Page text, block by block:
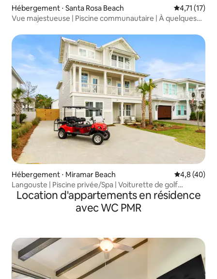
Hébergement ⋅ Santa Rosa Beach Évaluation
4,71 (17)
Vue majestueuse | Piscine communautaire | À quelques
Hébergement ⋅ Miramar Beach Évaluation
4,8 (40)
Langouste | Piscine privée/Spa | Voiturette de golf
gratuite !
Location d'appartements en résidence
avec WC PMR